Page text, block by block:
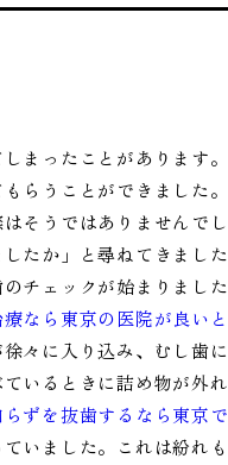
まったことがあります。
らうことができました
そうではありませんでし
たか」と尋ねてきまし
チェックが始まりまし
なら東京の医院が良い
々に入り込み、むし歯
いるときに詰め物が外
ずを抜歯するなら東京
いました。これは紛れ